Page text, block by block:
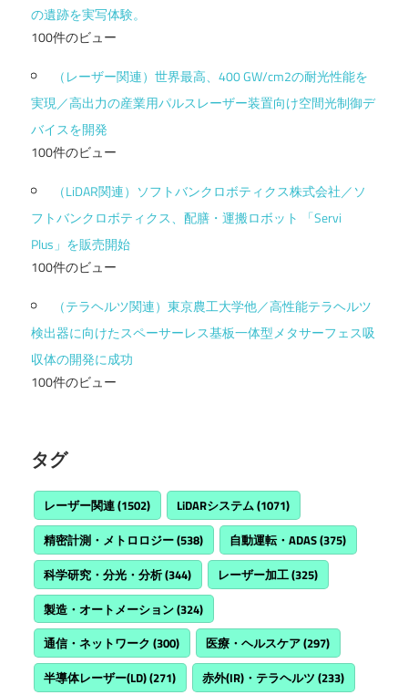
の遺跡を実写体験。
100件のビュー
（レーザー関連）世界最高、400 GW/cm2の耐光性能を
実現／高出力の産業用パルスレーザー装置向け空間光制御デ
バイスを開発
100件のビュー
（LiDAR関連）ソフトバンクロボティクス株式会社／ソ
フトバンクロボティクス、配膳・運搬ロボット 「Servi
Plus」を販売開始
100件のビュー
（テラヘルツ関連）東京農工大学他／高性能テラヘルツ
検出器に向けたスペーサーレス基板一体型メタサーフェス吸
収体の開発に成功
100件のビュー
タグ
レーザー関連(1502) LiDARシステム(1071)
精密計測・メトロロジー(538) 自動運転・ADAS(375)
科学研究・分光・分析(344) レーザー加工(325)
製造・オートメーション(324)
通信・ネットワーク (300) 医療・ヘルスケア(297)
半導体レーザー(LD)(271) 赤外(IR)・テラヘルツ (233)